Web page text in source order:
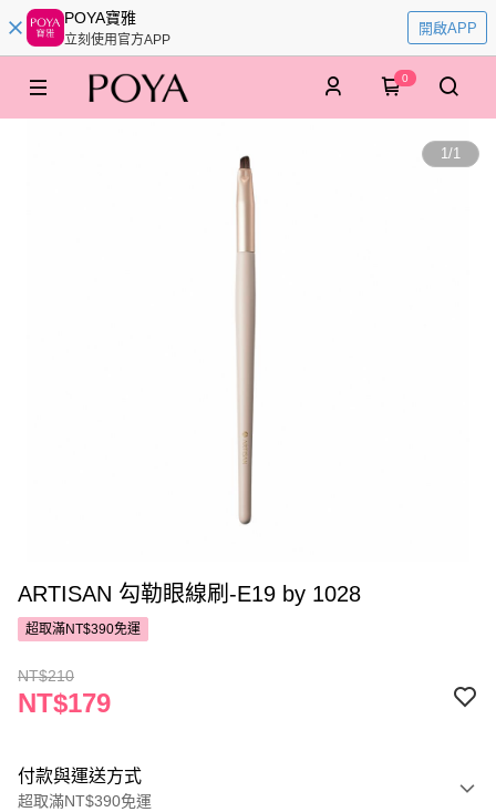
POYA寶雅
立刻使用官方APP
開啟APP
0
1/1
ARTISAN 勾勒眼線刷-E19 by 1028
超取滿NT$390免運
NT$210
NT$179
付款與運送方式
超取滿NT$390免運